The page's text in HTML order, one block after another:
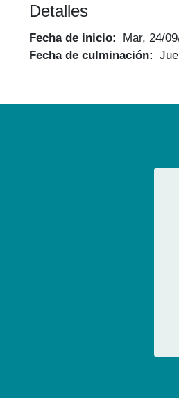
Detalles
Fecha de inicio
Mar, 24/
Fecha de culminación